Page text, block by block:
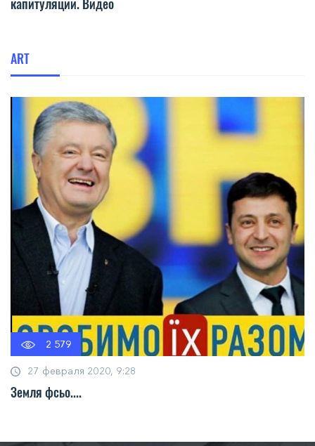
ART
2 579
27 февраля 2020, 9:28
Земля фсьо....